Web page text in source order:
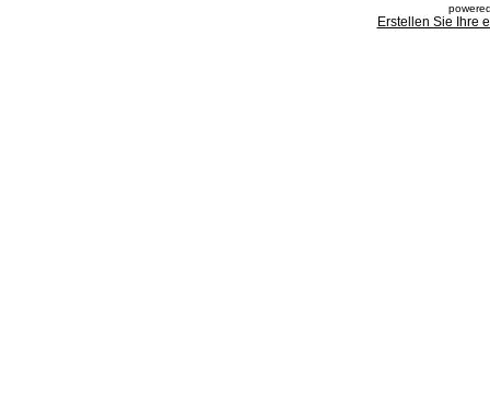
Erstellen Sie Ihre